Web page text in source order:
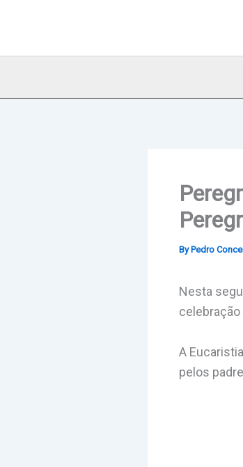
By Pedro
Nesta
celebração
A
pelos